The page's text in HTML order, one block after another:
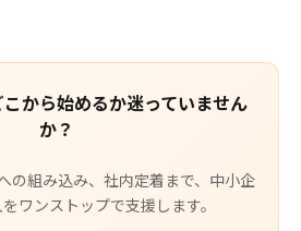
から始めるか迷っていません
か？
の組み込み、社内定着まで、中小企
ワンストップで支援します。